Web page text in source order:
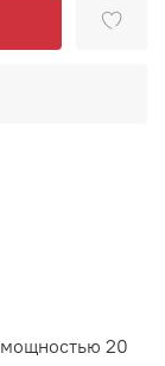
мощностью 20